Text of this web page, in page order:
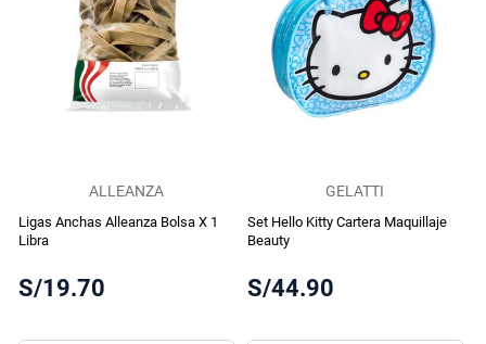
ALLEANZA
Ligas Anchas Alleanza Bolsa X 1
Libra
S/19.70
GELATTI
Set Hello Kitty Cartera Maquillaje
Beauty
S/44.90